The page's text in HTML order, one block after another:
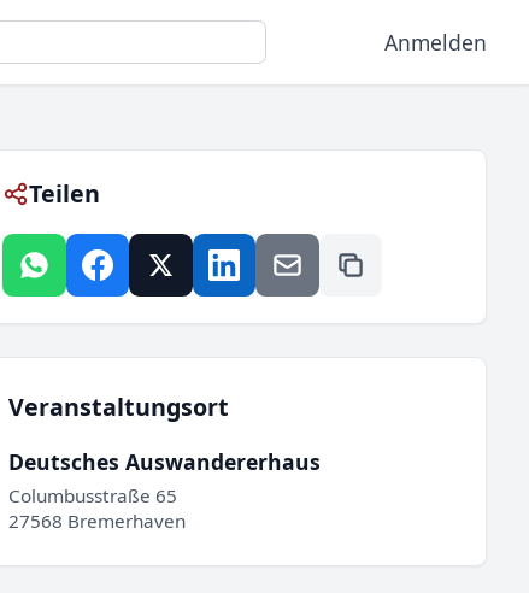
Anmelden
Teilen
Veranstaltungsort
Deutsches Auswandererhaus
Columbusstraße 65
27568 Bremerhaven